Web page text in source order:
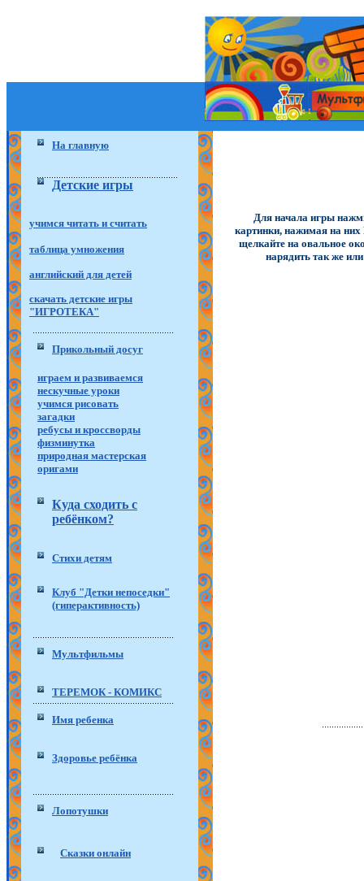
На главную
Детские игры
учимся читать и считать
таблица умножения
английский для детей
скачать детские игры
"ИГРОТЕКА"
Прикольный досуг
играем и развиваемся
нескучные уроки
учимся рисовать
загадки
ребусы и кроссворды
физминутка
природная мастерская
оригами
Куда сходить с
ребёнком?
Стихи детям
Клуб "Детки непоседки"
(гиперактивность)
Мультфильмы
ТЕРЕМОК - КОМИКС
Имя ребенка
Здоровье ребёнка
Лопотушки
Сказки онлайн
Для начала игры
картинки, нажимая на
щелкайте на овальное
нарядить так же